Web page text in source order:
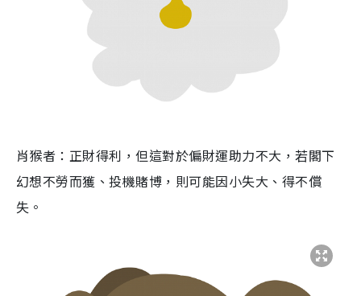
肖猴者：正財得利，但這對於偏財運助力不大，若閣下
幻想不勞而獲、投機賭博，則可能因小失大、得不償
失。